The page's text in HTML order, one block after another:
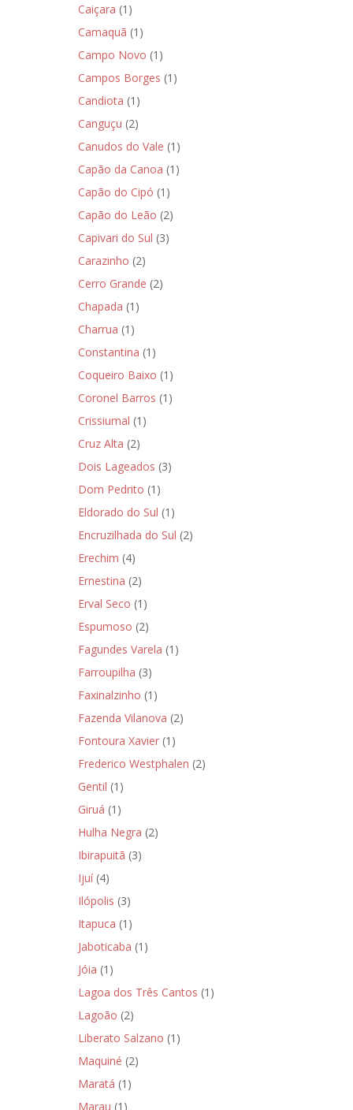
Caiçara (1)
Camaquã (1)
Campo Novo (1)
Campos Borges (1)
Candiota (1)
Canguçu (2)
Canudos do Vale (1)
Capão da Canoa (1)
Capão do Cipó (1)
Capão do Leão (2)
Capivari do Sul (3)
Carazinho (2)
Cerro Grande (2)
Chapada (1)
Charrua (1)
Constantina (1)
Coqueiro Baixo (1)
Coronel Barros (1)
Crissiumal (1)
Cruz Alta (2)
Dois Lageados (3)
Dom Pedrito (1)
Eldorado do Sul (1)
Encruzilhada do Sul (2)
Erechim (4)
Ernestina (2)
Erval Seco (1)
Espumoso (2)
Fagundes Varela (1)
Farroupilha (3)
Faxinalzinho (1)
Fazenda Vilanova (2)
Fontoura Xavier (1)
Frederico Westphalen (2)
Gentil (1)
Giruá (1)
Hulha Negra (2)
Ibirapuitã (3)
Ijuí(4)
Ilópolis (3)
Itapuca (1)
Jaboticaba (1)
Jóia (1)
Lagoa dos Três Cantos (1)
Lagoão (2)
Liberato Salzano (1)
Maquiné (2)
Maratá (1)
Marau (1)